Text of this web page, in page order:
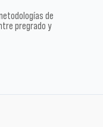
de
pregrado y